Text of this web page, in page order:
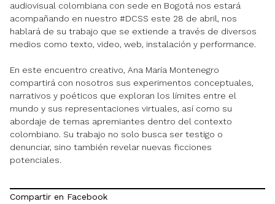
audiovisual colombiana con sede en Bogotá nos estará
acompañando en nuestro #DCSS este 28 de abril, nos
hablará de su trabajo que se extiende a través de diversos
medios como texto, video, web, instalación y performance.
En este encuentro creativo, Ana María Montenegro
compartirá con nosotros sus experimentos conceptuales,
narrativos y poéticos que exploran los límites entre el
mundo y sus representaciones virtuales, así como su
abordaje de temas apremiantes dentro del contexto
colombiano. Su trabajo no solo busca ser testigo o
denunciar, sino también revelar nuevas ficciones
potenciales.
Compartir en Facebook